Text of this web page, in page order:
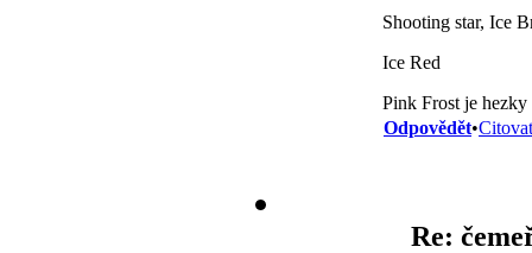
Shooting star, Ice
Ice Red
Pink Frost je hezky
Odpovědět•Citovat
Re: